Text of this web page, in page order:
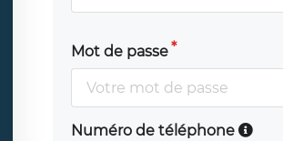
Mot de passe
Numéro de téléphone